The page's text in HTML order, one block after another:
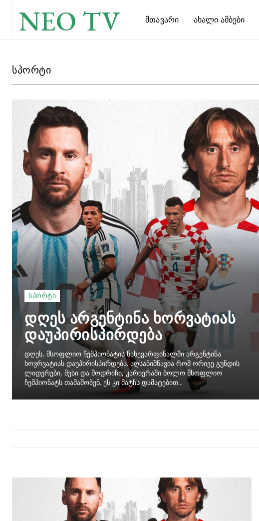
NEO TV Მთავარი Ახალი Ამბები
სპორტი
ᲡᲞᲝᲠᲢᲘ
დღეს არგენტინა ხორვატიას
დაუპირისპირდება
დღეს, მსოფლიო ჩემპიონატის ნახევარფინალში არგენტინა
ხოვრვატიას დაუპირისპირდება. აღსანიშნავია რომ ორივე გუნდის
ლიდერები, მესი და მოდრიჩი, კარიერაში ბოლო მსოფლიო
ჩემპიონატს თამაშობენ. ეს კი მატჩს დამატებით...